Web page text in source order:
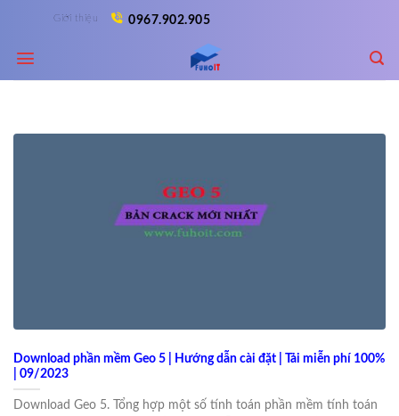
content
Giới thiệu 0967.902.905
Download phần mềm Geo 5 | Hướng dẫn cài đặt | Tải miễn phí 100%
| 09/2023
Download Geo 5. Tổng hợp một số tính toán phần mềm tính toán